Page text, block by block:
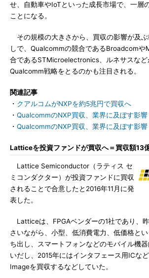
せ、自動車やIoTといった成長市場で、一層
ことになる。
その規模の大きさから、買収の影響が及
しで、Qualcommの競合であるBroadcomや
合であるSTMicroelectronics、ルネサスな
Qualcomm戦略をとるのかも注目される。
関連記事
・ クアルコムがNXPを約5兆円で買収へ
・ QualcommのNXP買収、業界に及ぼす影響
・ QualcommのNXP買収、業界に及ぼす影響
Latticeを投資ファンドが買収へ＝買収額13
Lattice Semiconductor（ラティス セ
ミコンダクター）が投資ファンドに買収
されることで合意したと2016年11月に発
表した。
Latticeは、FPGAベンダーの1社であり、
さいながら、小型、低消費電力、低価格と
ち出し、スマートフォンなどのモバイル機
いだし、2015年にはインタフェース用ICな
Imageを買収するなどしていた。